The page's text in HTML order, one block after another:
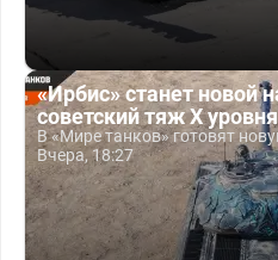
«Ирбис» станет новой
советский тяж X
В «Мире танков» готовят
Вчера, 18:27